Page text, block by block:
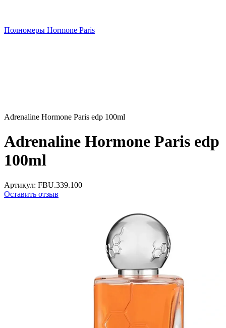
Полномеры Hormone Paris
Adrenaline Hormone Paris edp 100ml
Adrenaline Hormone Paris edp
100ml
Артикул: FBU.339.100
Оставить отзыв